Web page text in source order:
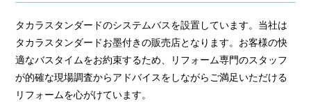
タカラスタンダードのシステムバスを設置しています。当社は
タカラスタンダードお墨付きの販売店となります。お客様の快
適なバスタイムをお約束するため、リフォーム専門のスタッフ
が的確な現場調査からアドバイスをしながらご満足いただける
リフォームを心がけています。